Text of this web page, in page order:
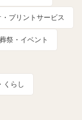
プリントサービス
祭・イベント
くらし